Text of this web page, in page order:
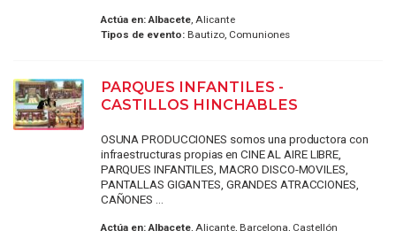
Actúa en: Albacete, Alicante
Tipos de evento:Bautizo, Comuniones
PARQUES INFANTILES -
CASTILLOS HINCHABLES
OSUNA PRODUCCIONES somos una productora con
infraestructuras propias en CINE AL AIRE LIBRE,
PARQUES INFANTILES, MACRO DISCO-MOVILES,
PANTALLAS GIGANTES, GRANDES ATRACCIONES,
CAÑONES ...
Actúa en: Albacete, Alicante, Barcelona, Castellón